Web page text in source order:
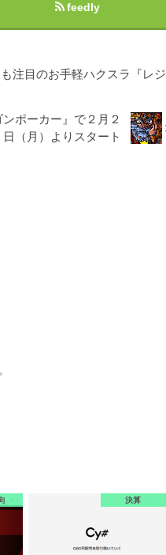
feedly
注目のお手軽ハクスラ『レジ
ポーカー』で２月２
日（月）よりスタート
決算